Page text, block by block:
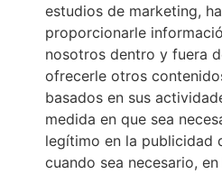
estudios de marketing,
proporcionarle
nosotros dentro y fuera
ofrecerle otros
basados en sus
medida en que sea
legítimo en la publicidad
cuando sea necesario,